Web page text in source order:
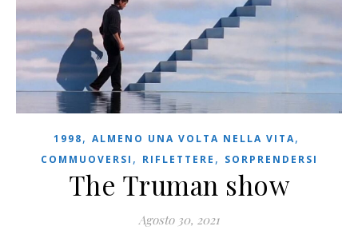
1998, ALMENO UNA VOLTA NELLA VITA,
COMMUOVERSI , RIFLETTERE , SORPRENDERSI
The Truman show
Agosto 30, 2021